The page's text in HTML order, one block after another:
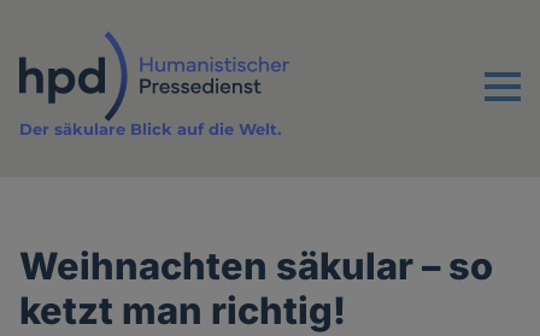
Inhalt
Menu
Der säkulare Blick auf die Welt.
Weihnachten säkular – so
ketzt man richtig!